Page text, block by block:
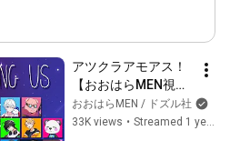
アツクラアモアス！
【おおはらMEN視
点】
おおはらMEN / ドズル社
33K views • Streamed 1 year ago